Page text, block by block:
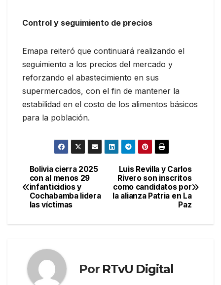
Control y seguimiento de precios
Emapa reiteró que continuará realizando el
seguimiento a los precios del mercado y
reforzando el abastecimiento en sus
supermercados, con el fin de mantener la
estabilidad en el costo de los alimentos básicos
para la población.
Navegación
de
Luis Revilla y Carlos
Rivero son inscritos
como candidatos por
la alianza Patria en La
Paz
Bolivia cierra 2025
con al menos 29
infanticidios y
Cochabamba lidera
las víctimas
Por RTvU Digital